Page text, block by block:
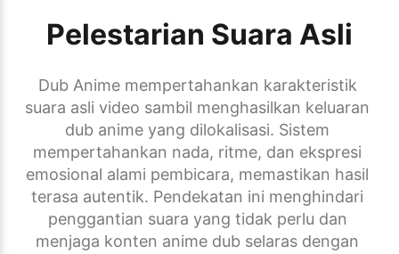
Pelestarian Suara Asli
Dub Anime mempertahankan karakteristik
suara asli video sambil menghasilkan keluaran
dub anime yang dilokalisasi. Sistem
mempertahankan nada, ritme, dan ekspresi
emosional alami pembicara, memastikan hasil
terasa autentik. Pendekatan ini menghindari
penggantian suara yang tidak perlu dan
menjaga konten anime dub selaras dengan